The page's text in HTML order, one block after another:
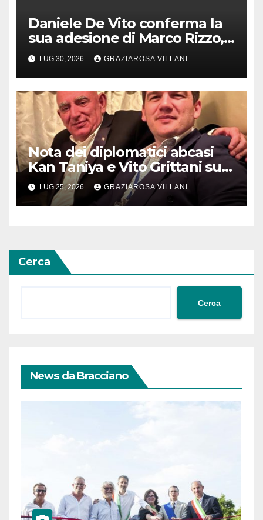
Daniele De Vito conferma la
sua adesione di Marco Rizzo,
nel rispetto delle decisioni
del 1° Congress
LUG 30, 2026 GRAZIAROSA VILLANI
Nota dei diplomatici abcasi
Kan Taniya e Vito Grittani su
cosiddetto “ritiro
riconoscimento” di Abcasia e
Ossezia del Sud da parte della
LUG 25, 2026 GRAZIAROSA VILLANI
Cerca
Cerca
News da Bracciano